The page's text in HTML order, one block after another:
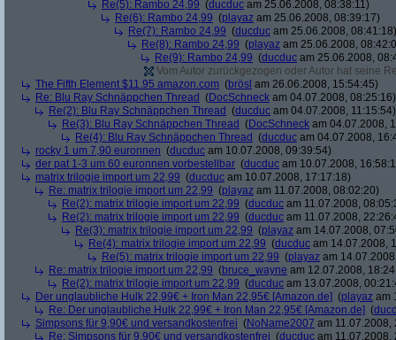
Re(5): Rambo 24,99 (ducduc am 25.06.2008, 08:38:11)
Re(6): Rambo 24,99 (playaz am 25.06.2008, 08:39:17)
Re(7): Rambo 24,99 (ducduc am 25.06.2008, 08:41:18)
Re(8): Rambo 24,99 (playaz am 25.06.2008,
Re(9): Rambo 24,99 (ducduc am 25.06.2008,
Vom Autor zurückgezogen oder Autor hat seine
The Fifth Element $11.95 amazon.com (brösl am 26.06.2008, 15:54:45)
Re: Blu Ray Schnäppchen Thread (DocSchneck am 04.07.2008, 08:25:16)
Re(2): Blu Ray Schnäppchen Thread (ducduc am 04.07.2008, 11:15:54)
Re(3): Blu Ray Schnäppchen Thread (DocSchneck am 04.07.2008,
Re(4): Blu Ray Schnäppchen Thread (ducduc am 04.07.2008,
rocky 1 um 7,90 euronnen (ducduc am 10.07.2008, 09:39:54)
der pat 1-3 um 60 euronnen vorbestellbar (ducduc am 10.07.2008,
matrix trilogie import um 22,99 (ducduc am 10.07.2008, 17:17:18)
Re: matrix trilogie import um 22,99 (playaz am 11.07.2008, 08:02:20)
Re(2): matrix trilogie import um 22,99 (ducduc am 11.07.2008,
Re(2): matrix trilogie import um 22,99 (ducduc am 11.07.2008,
Re(3): matrix trilogie import um 22,99 (playaz am 14.07.2008,
Re(4): matrix trilogie import um 22,99 (ducduc am 14.07.2008,
Re(5): matrix trilogie import um 22,99 (playaz am
Re: matrix trilogie import um 22,99 (bruce_wayne am 12.07.2008,
Re(2): matrix trilogie import um 22,99 (ducduc am 13.07.2008,
Der unglaubliche Hulk 22,99€ + Iron Man 22,95€ [Amazon.de] (playaz am
Re: Der unglaubliche Hulk 22,99€ + Iron Man 22,95€ [Amazon.de] (
Simpsons für 9,90€ und versandkostenfrei (NoName2007 am 11.07.2008,
Re: Simpsons für 9,90€ und versandkostenfrei (ducduc am 11.07.2008,